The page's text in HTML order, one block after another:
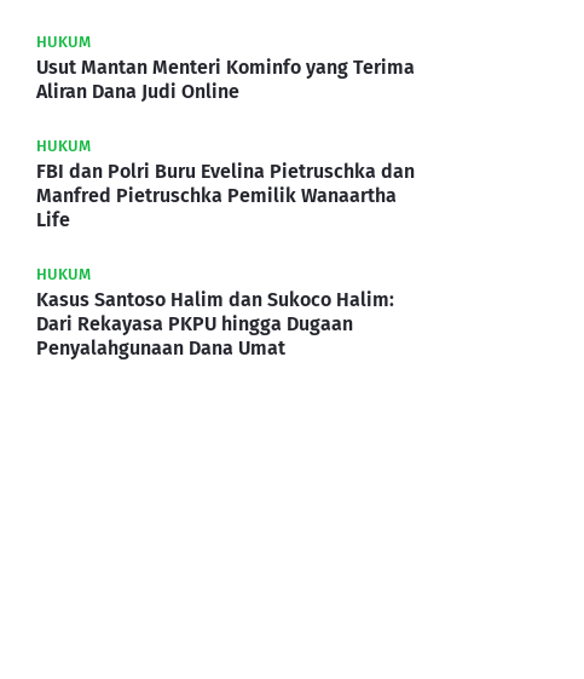
HUKUM
Usut Mantan Menteri Kominfo yang Terima
Aliran Dana Judi Online
HUKUM
FBI dan Polri Buru Evelina Pietruschka dan
Manfred Pietruschka Pemilik Wanaartha
Life
HUKUM
Kasus Santoso Halim dan Sukoco Halim:
Dari Rekayasa PKPU hingga Dugaan
Penyalahgunaan Dana Umat